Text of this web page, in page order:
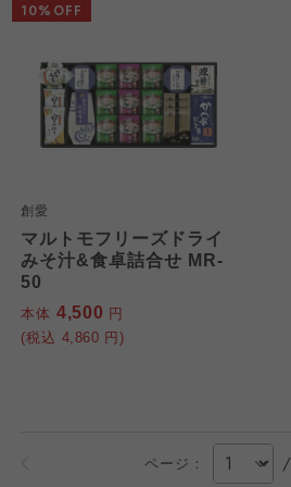
創愛
マルトモフリーズドライ
みそ汁&食卓詰合せ MR-
50
本体 4,500 円
(税込 4,860 円)
10%OFF
ページ： /